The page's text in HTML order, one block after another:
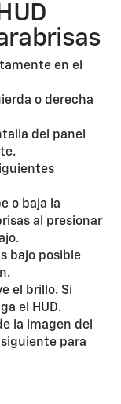
en el
o derecha
del panel
o baja la
al presionar
bajo posible
el brillo. Si
el HUD.
la imagen del
para